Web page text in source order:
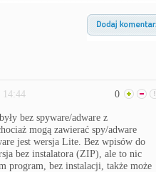
14:44 0
bez spyware/adware z
mogą zawierać spy/adware
jest wersja Lite. Bez wpisów do
bez instalatora (ZIP), ale to nic
program, bez instalacji, także może